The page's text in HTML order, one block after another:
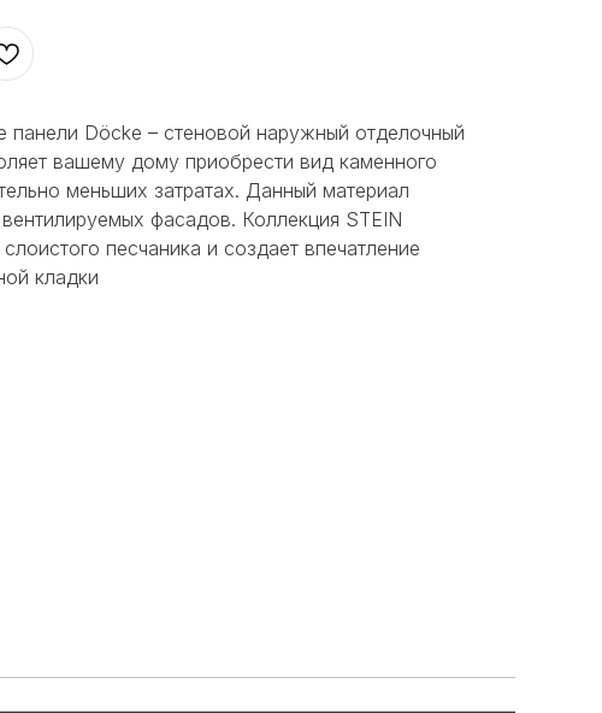
панели Döcke – стеновой наружный отделочный
вашему дому приобрести вид каменного
меньших затратах. Данный материал
фасадов. Коллекция STEIN
песчаника и создает впечатление
кладки